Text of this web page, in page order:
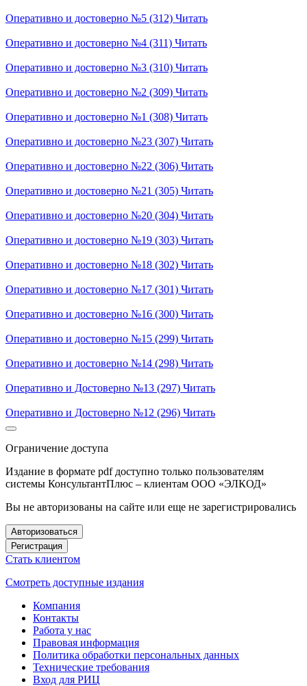
Оперативно и достоверно №5 (312) Читать
Оперативно и достоверно №4 (311) Читать
Оперативно и достоверно №3 (310) Читать
Оперативно и достоверно №2 (309) Читать
Оперативно и достоверно №1 (308) Читать
Оперативно и достоверно №23 (307) Читать
Оперативно и достоверно №22 (306) Читать
Оперативно и достоверно №21 (305) Читать
Оперативно и достоверно №20 (304) Читать
Оперативно и достоверно №19 (303) Читать
Оперативно и достоверно №18 (302) Читать
Оперативно и достоверно №17 (301) Читать
Оперативно и достоверно №16 (300) Читать
Оперативно и достоверно №15 (299) Читать
Оперативно и достоверно №14 (298) Читать
Оперативно и Достоверно №13 (297) Читать
Оперативно и Достоверно №12 (296) Читать
Ограничение доступа
Издание в формате pdf доступно только пользователям
системы КонсультантПлюс – клиентам ООО «ЭЛКОД»
Вы не авторизованы на сайте или еще не зарегистрировались
Авторизоваться
Регистрация
Стать клиентом
Смотреть доступные издания
Компания
Контакты
Работа у нас
Правовая информация
Политика обработки персональных данных
Технические требования
Вход для РИЦ